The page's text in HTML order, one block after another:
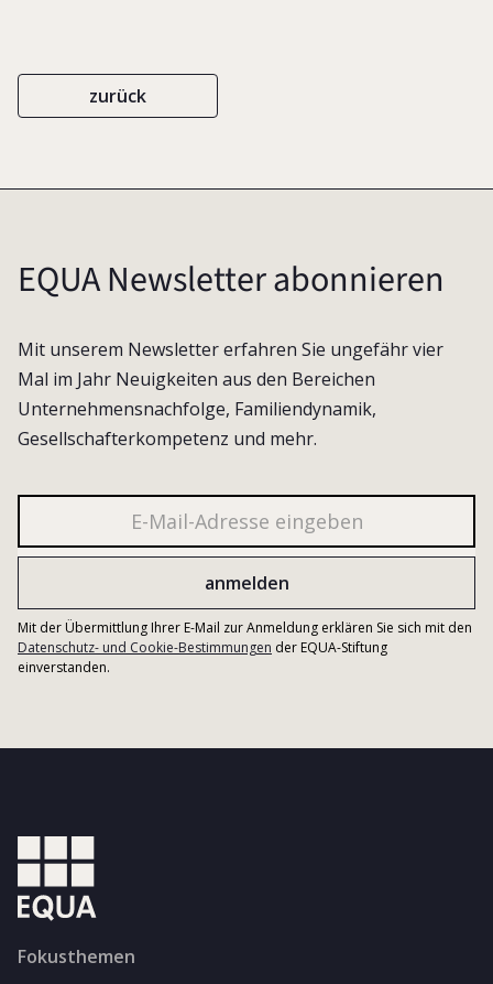
zurück
EQUA Newsletter abonnieren
Mit unserem Newsletter erfahren Sie ungefähr vier
Mal im Jahr Neuigkeiten aus den Bereichen
Unternehmensnachfolge, Familiendynamik,
Gesellschafterkompetenz und mehr.
Mit der Übermittlung Ihrer E-Mail zur Anmeldung erklären Sie sich mit den
Datenschutz- und Cookie-Bestimmungen der EQUA-Stiftung
einverstanden.
Fokusthemen